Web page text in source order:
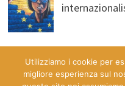
Utilizziamo i cookie per
migliore esperienza sul